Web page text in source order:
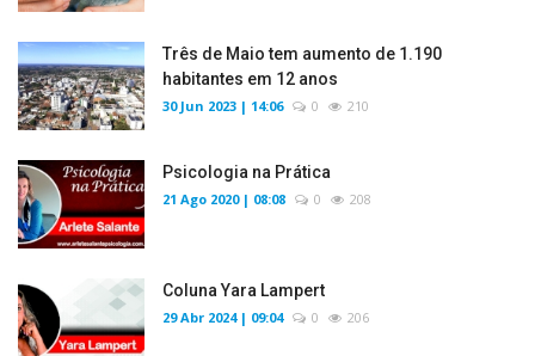
Três de Maio tem aumento de 1.190
habitantes em 12 anos
30 Jun 2023 | 14:06 0 210
Psicologia na Prática
21 Ago 2020 | 08:08 0 208
Coluna Yara Lampert
29 Abr 2024 | 09:04 0 206